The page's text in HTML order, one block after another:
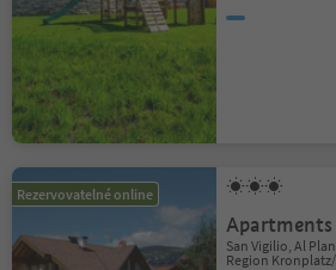
Rezervovatelné online
Apartments
San Vigilio, Al
Region